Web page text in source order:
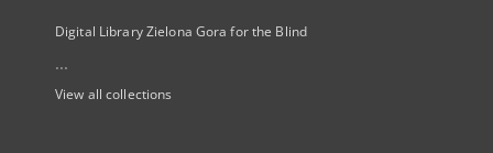
Digital Library Zielona Gora for the Blind
...
View all collections